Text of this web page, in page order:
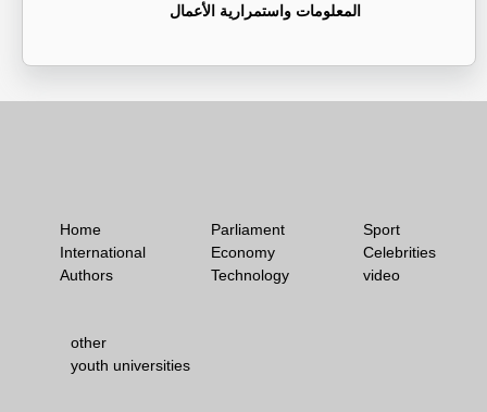
المعلومات واستمرارية الأعمال
Home
International
Authors
Parliament
Economy
Technology
Sport
Celebrities
video
other
youth universities